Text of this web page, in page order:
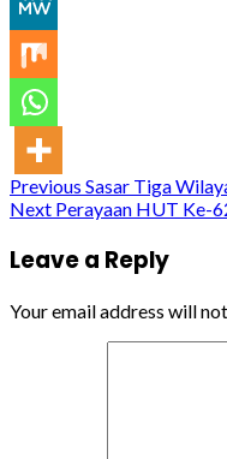
Continue
Previous Sasar Tiga
Next Perayaan HUT Ke-
Leave a Reply
Your email address will